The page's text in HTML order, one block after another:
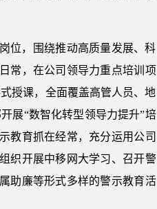
位，围绕推动高质量发展、科
常，在公司领导力重点培训项
授课，全面覆盖高管人员、地
展“数智化转型领导力提升”培
教育抓在经常，充分运用公司
织开展中移网大学习、召开警
助廉等形式多样的警示教育活